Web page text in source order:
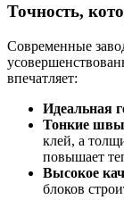
Точность,
Современные
впечатляет:
Идеальная
Тонкие
клей, а
повышает
Высокое
блоков